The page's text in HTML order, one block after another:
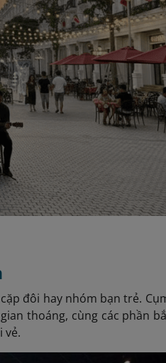
đôi hay nhóm bạn trẻ.
thoáng, cùng các phần
vẻ.